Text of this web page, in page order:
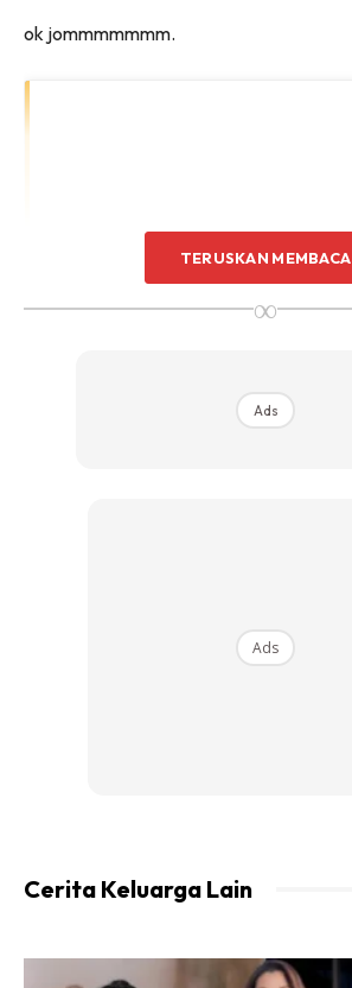
ok jommmmmmm.
TERUSKAN MEMBACA
∞
Ads
Ads
Cerita Keluarga Lain